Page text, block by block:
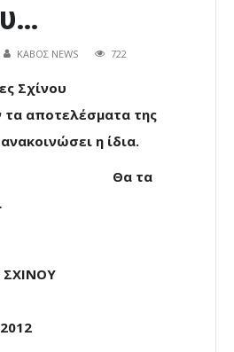
ΚΑΒΟΣ NEWS 722
Σχίνου
αποτελέσματα της
η ίδια.
τα
ΣΧΙΝΟΥ